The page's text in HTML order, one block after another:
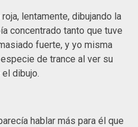
lentamente, dibujando la
concentrado tanto que tuve
fuerte, y yo misma
de trance al ver su
dibujo.
hablar más para él que